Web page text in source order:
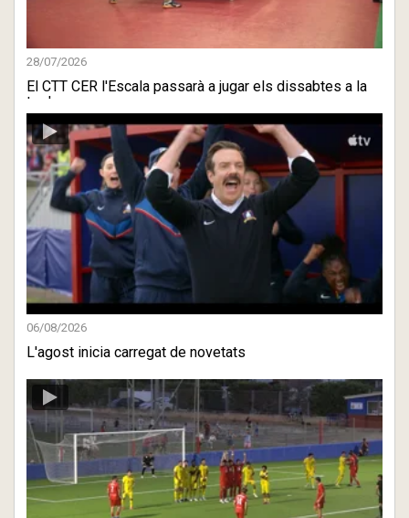
28/07/2026
El CTT CER l'Escala passarà a jugar els dissabtes a la
tarda
06/08/2026
L'agost inicia carregat de novetats